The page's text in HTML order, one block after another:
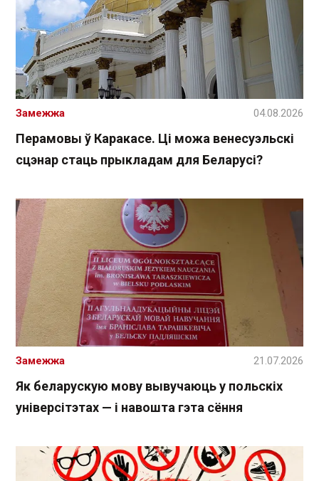
Перамовы ў Каракасе. Ці можа венесуэльскі
сцэнар стаць прыкладам для Беларусі?
Замежжа 04.08.2026
Як беларускую мову вывучаюць у польскіх
універсітэтах — і навошта гэта сёння
Замежжа 21.07.2026